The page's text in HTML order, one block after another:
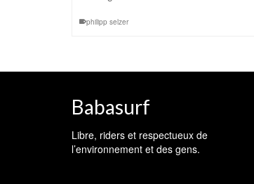
philipp selzer
Babasurf
Libre, riders et respectueux de
l’environnement et des gens.